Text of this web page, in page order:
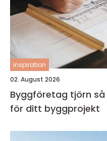
inspiration
02. August 2026
Byggföretag tjörn så väljer du rätt partner
för ditt byggprojekt